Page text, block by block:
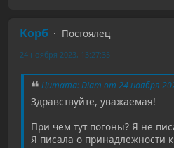
Корб
Постоялец
24 ноября 2023, 13:27:35
Цитата: Diam от 24 ноября
Здравствуйте, уважаемая!
При чем тут погоны? Я не
Я писала о принадлежности